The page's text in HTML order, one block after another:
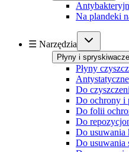
Na plandeki
☰ Narzędzia
Płyny i spryskiwacze
Płyny
Antystatyczne
Do
Do ochrony i
Do folii
Do
Do usuwania
Do usuwania